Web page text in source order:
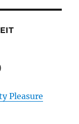
Pleasure